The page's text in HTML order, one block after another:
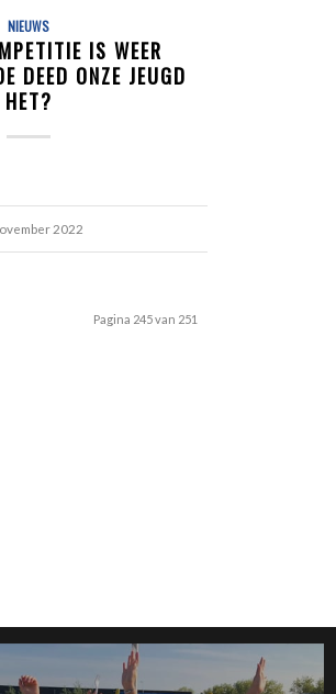
NIEUWS
IS WEER
DEED ONZE JEUGD
HET?
2022
Pagina 245 van 251